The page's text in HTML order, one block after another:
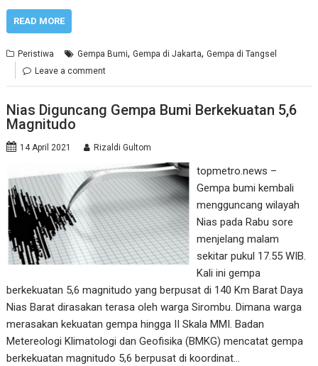
READ MORE
Peristiwa Gempa Bumi,Gempa di Jakarta,Gempa di Tangsel
Leave a comment
Nias Diguncang Gempa Bumi Berkekuatan 5,6
Magnitudo
14 April 2021 Rizaldi Gultom
topmetro.news –
Gempa bumi kembali
mengguncang wilayah
Nias pada Rabu sore
menjelang malam
sekitar pukul 17.55 WIB.
Kali ini gempa
berkekuatan 5,6 magnitudo yang berpusat di 140 Km Barat Daya
Nias Barat dirasakan terasa oleh warga Sirombu. Dimana warga
merasakan kekuatan gempa hingga II Skala MMI. Badan
Metereologi Klimatologi dan Geofisika (BMKG) mencatat gempa
berkekuatan magnitudo 5,6 berpusat di koordinat…